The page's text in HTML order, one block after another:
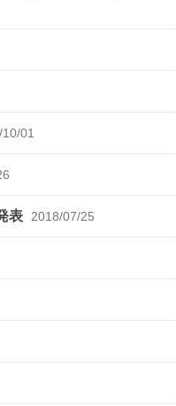
01
表 2018/07/25